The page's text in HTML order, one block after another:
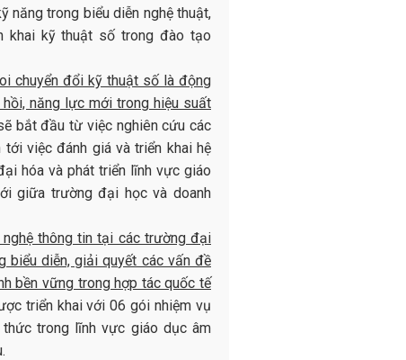
năng trong biểu diễn nghệ thuật,
khai kỹ thuật số trong đào tạo
chuyển đổi kỹ thuật số là động
năng lực mới trong hiệu suất
bắt đầu từ việc nghiên cứu các
việc đánh giá và triển khai hệ
hóa và phát triển lĩnh vực giáo
giữa trường đại học và doanh
thông tin tại các trường đại
biểu diễn, giải quyết các vấn đề
bền vững trong hợp tác quốc tế
triển khai với 06 gói nhiệm vụ
trong lĩnh vực giáo dục âm